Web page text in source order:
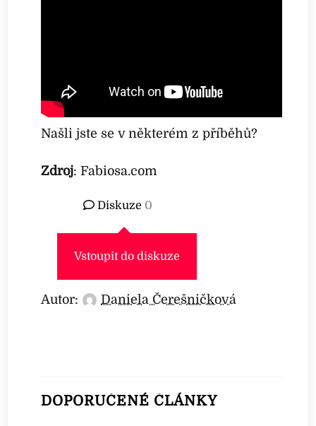
Našli jste se v některém z příběhů?
Zdroj: Fabiosa.com
Diskuze 0
Vstoupit do diskuze
Autor: Daniela Čerešničková
DOPORUČENÉ ČLÁNKY